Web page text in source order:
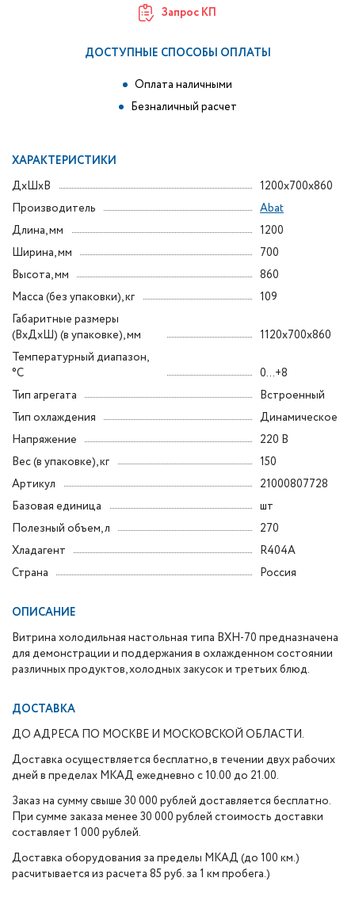
Запрос КП
ДОСТУПНЫЕ СПОСОБЫ ОПЛАТЫ
Оплата наличными
Безналичный расчет
ХАРАКТЕРИСТИКИ
ДxШxВ
1200x700x860
Производитель
Abat
Длина, мм
1200
Ширина, мм
700
Высота, мм
860
Масса (без упаковки), кг
109
Габаритные размеры
(ВxДxШ) (в упаковке), мм
1120х700х860
Температурный диапазон,
°C
0...+8
Тип агрегата
Встроенный
Тип охлаждения
Динамическое
Напряжение
220 В
Вес (в упаковке), кг
150
Артикул
21000807728
Базовая единица
шт
Полезный объем, л
270
Хладагент
R404А
Страна
Россия
ОПИСАНИЕ
Витрина холодильная настольная типа ВХН-70 предназначена
для демонстрации и поддержания в охлажденном состоянии
различных продуктов, холодных закусок и третьих блюд.
ДОСТАВКА
ДО АДРЕСА ПО МОСКВЕ И МОСКОВСКОЙ ОБЛАСТИ.
Доставка осуществляется бесплатно, в течении двух рабочих
дней в пределах МКАД ежедневно с 10.00 до 21.00.
Заказ на сумму свыше 30 000 рублей доставляется бесплатно.
При сумме заказа менее 30 000 рублей стоимость доставки
составляет 1 000 рублей.
Доставка оборудования за пределы МКАД (до 100 км.)
расчитывается из расчета 85 руб. за 1 км пробега.)